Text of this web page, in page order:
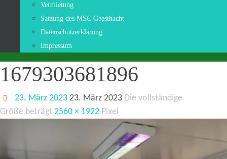
Vermietung
Satzung des MSC Geesthacht
Datenschutzerklärung
Impressum
1679303681896
23. März 2023 23. März 2023 Die vollständige
Größe beträgt 2560 × 1922 Pixel